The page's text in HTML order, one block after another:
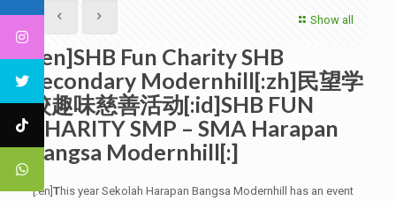
Show all
[:en]SHB Fun Charity SHB
Secondary Modernhill[:zh]民望学
校趣味慈善活动[:id]SHB FUN
CHARITY SMP – SMA Harapan
Bangsa Modernhill[:]
[:en] This year Sekolah Harapan Bangsa Modernhill has an event